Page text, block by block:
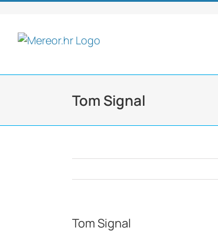
content
Tom Signal
Tom Signal